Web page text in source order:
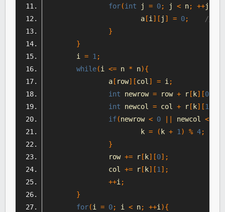
for(int j = 0; j < n; ++j
			a
[i ][ j ] = 0;
//将
}
}
	i
= 1 ;
while(i <= n * n){
		a
[ row][col ] = i ;
int newrow = row + r [ k][0
int newcol = col + r [ k][1
if(newrow < 0 newcol <
			k
= ( k + 1 ) % 4;
}
		row
+= r [ k][0];
		col
+= r [ k][1 ];
++i ;
}
for(i = 0; i < n; ++i ){